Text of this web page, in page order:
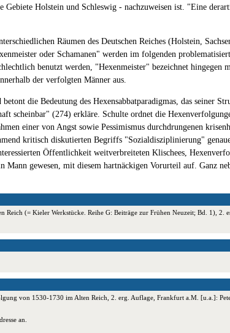
Holstein und Schleswig - nachzuweisen ist. "Eine
Räumen des Deutschen Reiches (Holstein,
oder Schamanen" werden im folgenden
benutzt werden, "Hexenmeister" bezeichnet hingegen
der verfolgten Männer aus.
die Bedeutung des Hexensabbatparadigmas, das seiner
scheinbar" (274) erkläre. Schulte ordnet die
einer von Angst sowie Pessimismus durchdrungenen
kritisch diskutierten Begriffs "Sozialdisziplinierung"
Öffentlichkeit weitverbreiteten Klischees,
Mann gewesen, mit diesem hartnäckigen Vorurteil auf. Ganz
(= Kieler Werkstücke. Reihe G: Beiträge zur Frühen Neuzeit; Bd. 1),
von 1530-1730 im Alten Reich, 2. erg. Auflage, Frankfurt a.M. [u.a.]:
an.